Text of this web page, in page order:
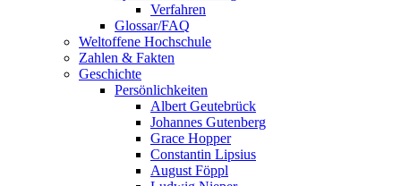
Verfahren
Glossar/FAQ
Weltoffene Hochschule
Zahlen & Fakten
Geschichte
Persönlichkeiten
Albert Geutebrück
Johannes Gutenberg
Grace Hopper
Constantin Lipsius
August Föppl